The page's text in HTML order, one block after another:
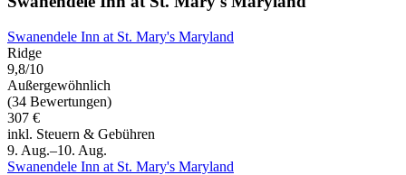
Swanendele Inn at St. Mary's Maryland
Ridge
9,8/10
Außergewöhnlich
(34 Bewertungen)
307 €
inkl. Steuern & Gebühren
9. Aug.–10. Aug.
Swanendele Inn at St. Mary's Maryland